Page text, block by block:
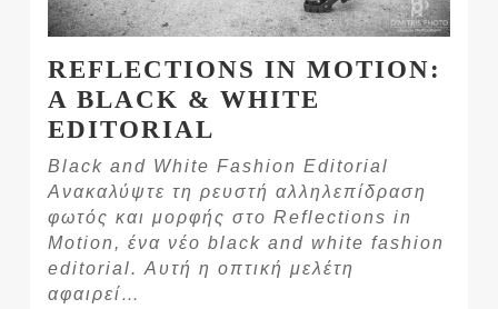
REFLECTIONS IN MOTION:
A BLACK & WHITE
EDITORIAL
Black and White Fashion Editorial
Ανακαλύψτε τη ρευστή αλληλεπίδραση
φωτός και μορφής στο Reflections in
Motion, ένα νέο black and white fashion
editorial. Αυτή η οπτική μελέτη
αφαιρεί…